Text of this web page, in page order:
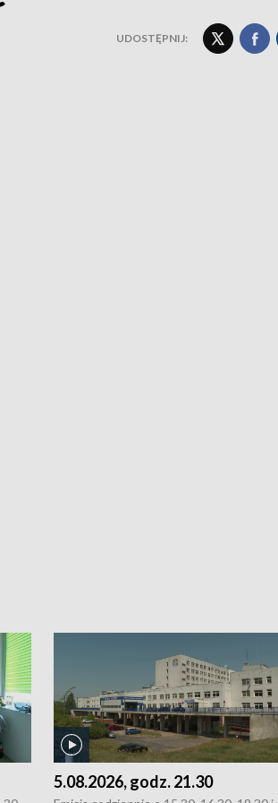
UDOSTĘPNIJ:
5.08.2026, godz. 21.30